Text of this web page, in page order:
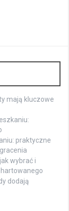
mają kluczowe
praktyczne
wybrać i
dodają